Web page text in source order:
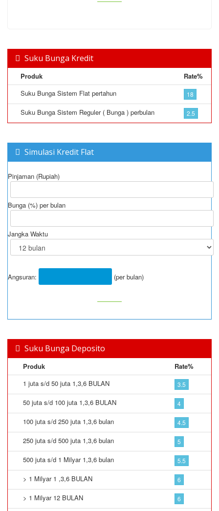
Suku Bunga Kredit
Produk
Rate%
Suku Bunga Sistem Flat pertahun
18
Suku Bunga Sistem Reguler ( Bunga ) perbulan 2.5
Simulasi Kredit Flat
Pinjaman (Rupiah)
Bunga (%) per bulan
Jangka Waktu
Angsuran: (per bulan)
Suku Bunga Deposito
Produk
Rate%
1 juta s/d 50 juta 1,3,6 BULAN
3.5
50 juta s/d 100 juta 1,3,6 BULAN 4
100 juta s/d 250 juta 1,3,6 bulan 4.5
250 juta s/d 500 juta 1,3,6 bulan 5
500 juta s/d 1 Milyar 1,3,6 bulan 5.5
> 1 Milyar 1 ,3,6 BULAN 6
> 1 Milyar 12 BULAN 6